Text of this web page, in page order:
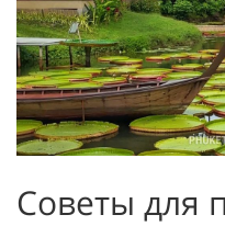
Советы для